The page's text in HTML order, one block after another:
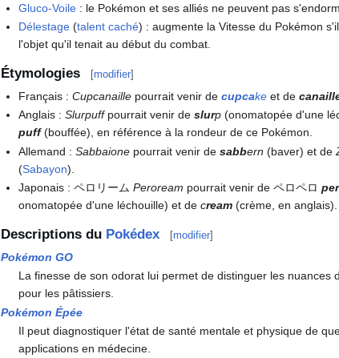
Gluco-Voile : le Pokémon et ses alliés ne peuvent pas
Délestage (talent caché) : augmente la Vitesse du Pokémon
l'objet qu'il tenait au début du combat.
Étymologies [modifier]
Français :Cupcanaille pourrait venir decupcake et de
Anglais :Slurpuffpourrait venir deslurp (onomatopée d'une
puff(bouffée), en référence à la rondeur de ce Pokémon.
Allemand :Sabbaione pourrait venir desabbern (baver) et de
(Sabayon).
Japonais : ペロリームPeroream pourrait venir de ペロペロ
onomatopée d'une léchouille) et decream (crème, en anglais).
Descriptions du Pokédex [modifier]
Pokémon GO
La finesse de son odorat lui permet de distinguer les
pour les pâtissiers.
Pokémon Épée
Il peut diagnostiquer l'état de santé mentale et physique de
applications en médecine.